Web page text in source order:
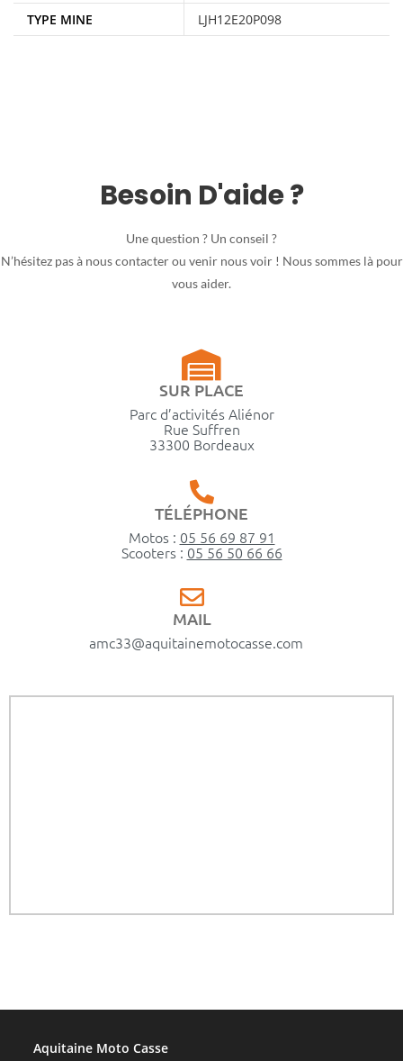
TYPE MINE LJH12E20P098
Besoin D'aide ?
Une question ? Un conseil ?
N’hésitez pas à nous contacter ou venir nous voir ! Nous sommes là pour
vous aider.
SUR PLACE
Parc d’activités Aliénor
Rue Suffren
33300 Bordeaux
TÉLÉPHONE
Motos : 05 56 69 87 91
Scooters :05 56 50 66 66
MAIL
amc33@aquitainemotocasse.com
Aquitaine Moto Casse